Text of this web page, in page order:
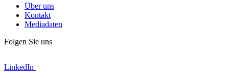
Über uns
Kontakt
Mediadaten
Folgen Sie uns
LinkedIn